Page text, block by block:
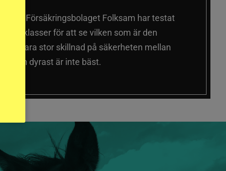
Försäkringsbolaget Folksam har testat
prisklasser för att se vilken som är den
sig vara stor skillnad på säkerheten mellan
– och dyrast är inte bäst.